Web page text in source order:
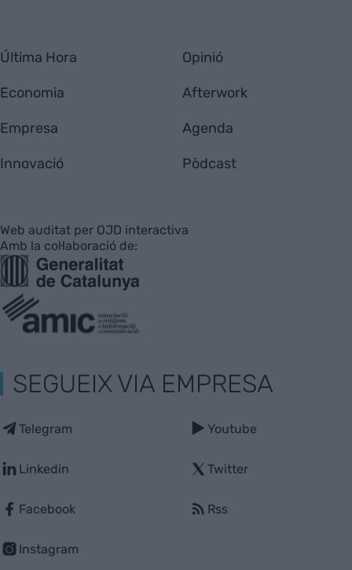
Última Hora
Economia
Empresa
Innovació
Opinió
Afterwork
Agenda
Pòdcast
Web auditat per OJD interactiva
Amb la col·laboració de:
SEGUEIX VIA EMPRESA
Telegram
Linkedin
Facebook
Instagram
Youtube
Twitter
Rss